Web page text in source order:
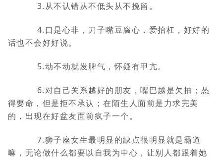
3.从不认错从不低头从不挽留。
4.口是心非，刀子嘴豆腐心，爱抬杠，好好的
话也不会好好说。
5.动不动就发脾气，怀疑有甲亢。
6.对自己关系越好的朋友，嘴巴越是欠抽；怂
得要命，但是拒不承认；在陌生人面前是力求完美
的，出现在好盆友面前疯子一个。
7.狮子座女生最明显的缺点很明显就是霸道
嘛，无论做什么都要以自我为中心，让别人都跟着她